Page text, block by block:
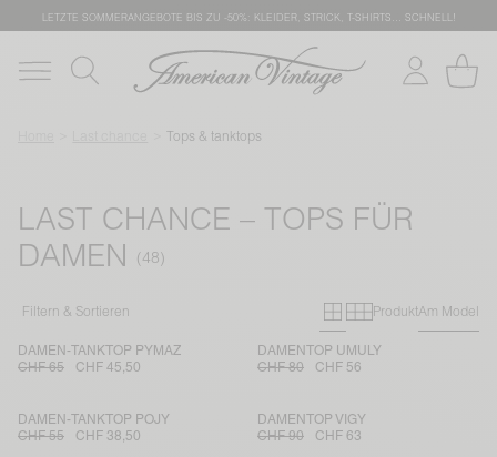
LETZTE SOMMERANGEBOTE BIS ZU -50%: KLEIDER, STRICK, T-SHIRTS… SCHNELL!
Tops & tanktops
LAST CHANCE – TOPS FÜR
DAMEN
Filtern & Sortieren Primary grid
Secondary
ProduktAm Model
DAMEN-TANKTOP PYMAZ
CHF 65
CHF 45,50
DAMENTOP UMULY
CHF 80
CHF 56
DAMEN-TANKTOP POJY
CHF 55
CHF 38,50
DAMENTOP VIGY
CHF 90
CHF 63